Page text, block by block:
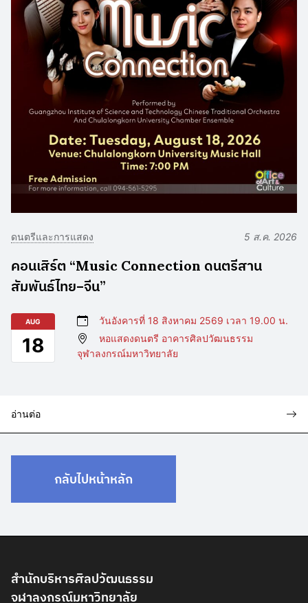
ดนตรีและการแสดง 5 ส.ค. 2026
คอนเสิร์ต “Music Connection ดนตรีสาน
สัมพันธ์ไทย–จีน”
AUG
18
วันอังคารที่ 18 สิงหาคม 2569 เวลา 19.00 น.
หอแสดงดนตรี อาคารศิลปวัฒนธรรม
จุฬาลงกรณ์มหาวิทยาลัย
อ่านต่อ
กลับไปหน้าหลัก
สำนักบริหารศิลปวัฒนธรรม
จุฬาลงกรณ์มหาวิทยาลัย